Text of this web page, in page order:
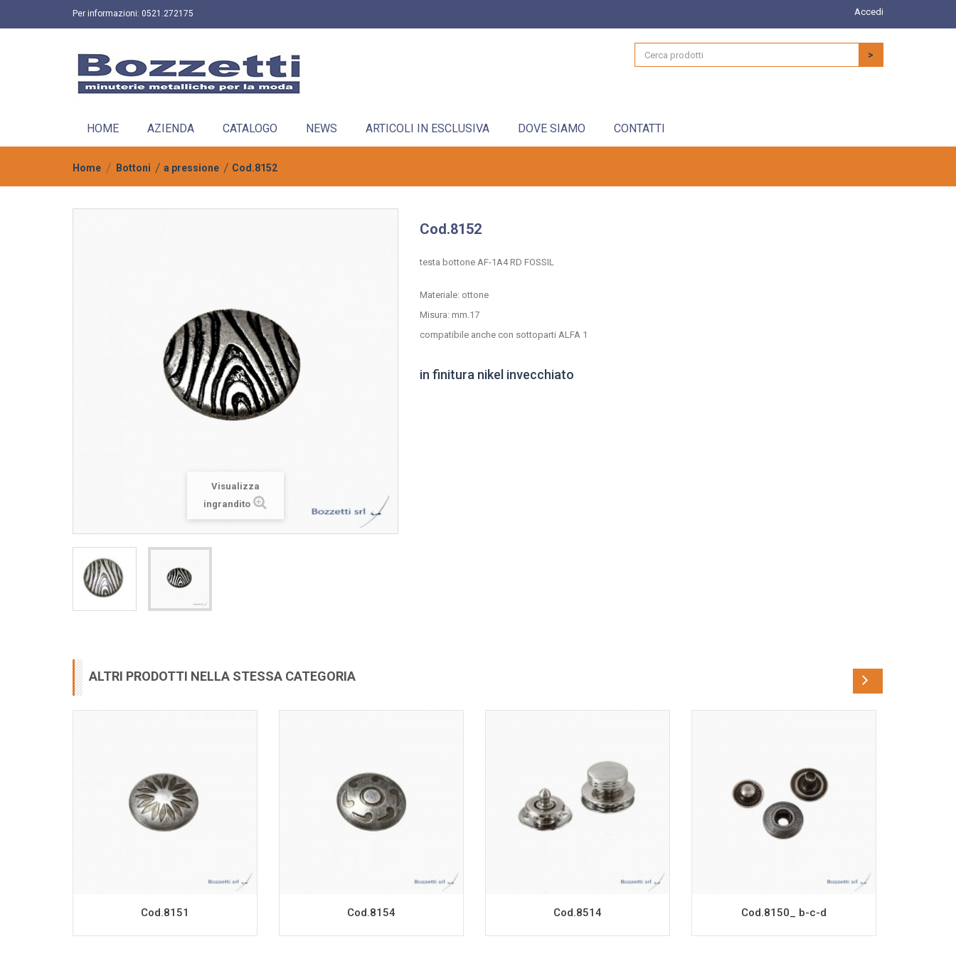
Accedi
Per informazioni: 0521.272175
>
HOME AZIENDA CATALOGO NEWS ARTICOLI IN ESCLUSIVA DOVE SIAMO CONTATTI
Home Bottoni a pressione Cod.8152
Visualizza
ingrandito
Cod.8152
testa bottone AF-1A4 RD FOSSIL
Materiale: ottone
Misura: mm.17
compatibile anche con sottoparti ALFA 1
in finitura nikel invecchiato
ALTRI PRODOTTI NELLA STESSA CATEGORIA
Cod.8151 Cod.8154 Cod.8514 Cod.8150_ b-c-d